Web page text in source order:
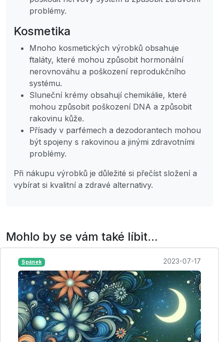
problémy.
Kosmetika
Mnoho kosmetických výrobků obsahuje
ftaláty, které mohou způsobit hormonální
nerovnováhu a poškození reprodukčního
systému.
Sluneční krémy obsahují chemikálie, které
mohou způsobit poškození DNA a způsobit
rakovinu kůže.
Přísady v parfémech a dezodorantech mohou
být spojeny s rakovinou a jinými zdravotními
problémy.
Při nákupu výrobků je důležité si přečíst složení a
vybírat si kvalitní a zdravé alternativy.
Mohlo by se vám také líbit...
Spánek 2023-07-17